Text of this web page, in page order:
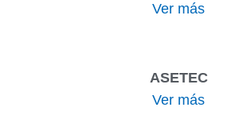
Ver más
ASETEC
Ver más